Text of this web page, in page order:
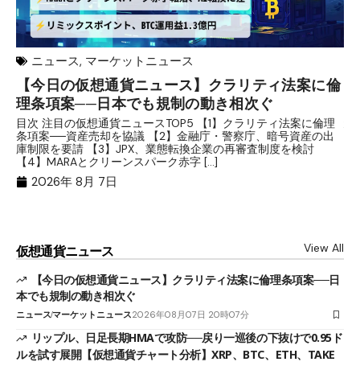
ニュース, マーケットニュース
【今日の仮想通貨ニュース】クラリティ法案に倫
理条項案──日本でも規制の動き相次ぐ
目次 注目の仮想通貨ニュースTOP5 【1】クラリティ法案に倫理
条項案──資産売却を協議 【2】金融庁・警察庁、暗号資産の出
庫制限を要請 【3】JPX、業態転換企業の再審査制度を検討
【4】MARAとクリーンスパーク赤字 […]
2026年 8月 7日
仮想通貨ニュース View All
【今日の仮想通貨ニュース】クラリティ法案に倫理条項案──日
本でも規制の動き相次ぐ
ニュースマーケットニュース2026年08月07日 20時07分
リップル、日足長期HMAで攻防──戻り一巡後の下抜けで0.95ド
ルを試す展開【仮想通貨チャート分析】XRP、BTC、ETH、TAKE